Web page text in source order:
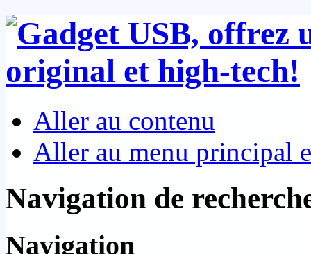
Aller au contenu
Aller au menu principal
Navigation de
Navigation